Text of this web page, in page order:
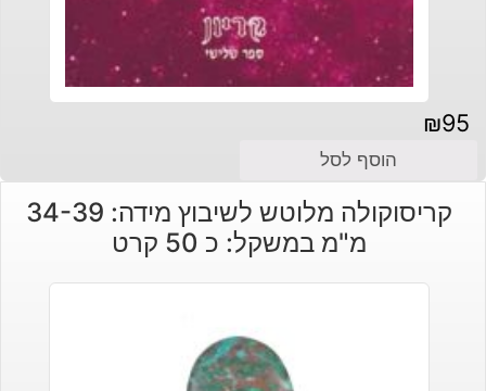
₪95
הוסף לסל
קריסוקולה מלוטש לשיבוץ מידה: 34-39
מ"מ במשקל: כ 50 קרט